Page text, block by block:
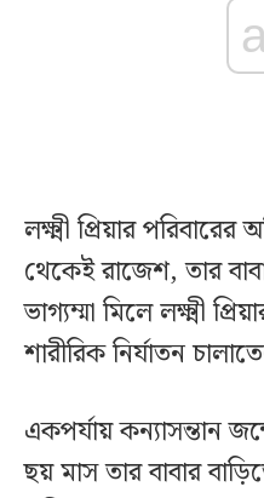
লক্ষ্মী প্রিয়ার
থেকেই রাজেশ, তার বাবা
ভাগ্যম্মা মিলে লক্ষ্মী
শারীরিক নির্যাতন
একপর্যায় কন্যাসন্তান
ছয় মাস তার বাবার